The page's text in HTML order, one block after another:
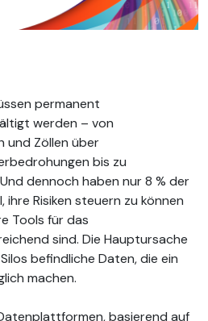
permanent
werden – von
und Zöllen über
bis zu
dennoch haben nur 8 % der
ihre Risiken steuern zu können
Tools für das
sind. Die Hauptursache
befindliche Daten, die ein
machen.
basierend auf